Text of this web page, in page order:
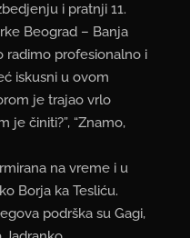
i pratnji 11.
Beograd – Banja
radimo profesionalno i
iskusni u ovom
je trajao vrlo
je činiti?”, “Znamo,
na vreme i u
Borja ka Tesliću.
podrška su Gagi,